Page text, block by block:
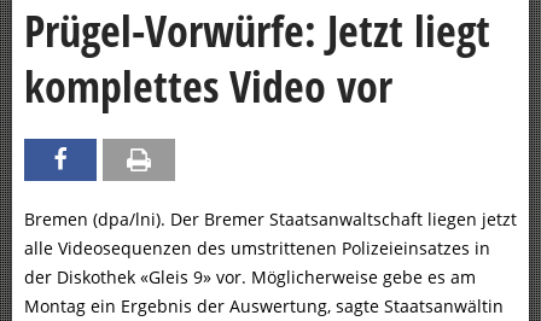
Prügel-Vorwürfe: Jetzt liegt
komplettes Video vor
Bremen (dpa/lni). Der Bremer Staatsanwaltschaft liegen jetzt
alle Videosequenzen des umstrittenen Polizeieinsatzes in
der Diskothek «Gleis 9» vor. Möglicherweise gebe es am
Montag ein Ergebnis der Auswertung, sagte Staatsanwältin